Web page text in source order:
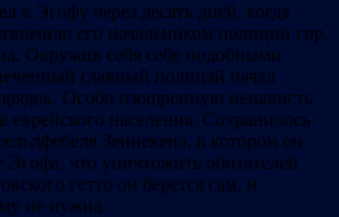
к Эгофу через десять дней, когда
его начальником полиции гор.
Окружив себя себе подобными
главный полицай начал
Особо изощренную ненависть
еврейского населения. Сохранилось
Зеннекена, в котором он
Эгофа, что уничтожить обитателей
гетто он берется сам, и
не нужна.